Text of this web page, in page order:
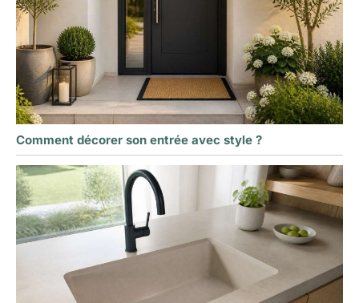
Comment décorer son entrée avec style ?